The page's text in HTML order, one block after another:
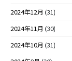
2024年12月 (31)
2024年11月 (30)
2024年10月 (31)